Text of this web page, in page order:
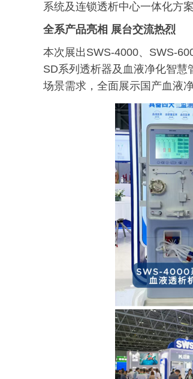
系统及连锁透析中心一体化方
全系产品亮相 展台交流热烈
本次展出SWS-4000、SWS-
SD系列透析器及血液净化智
场景需求，全面展示国产血液